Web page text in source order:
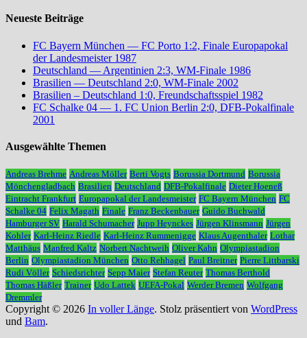
Neueste Beiträge
FC Bayern München — FC Porto 1:2, Finale Europapokal
der Landesmeister 1987
Deutschland — Argentinien 2:3, WM-Finale 1986
Brasilien — Deutschland 2:0, WM-Finale 2002
Brasilien – Deutschland 1:0, Freundschaftsspiel 1982
FC Schalke 04 — 1. FC Union Berlin 2:0, DFB-Pokalfinale
2001
Ausgewählte Themen
Andreas Brehme Andreas Möller Berti Vogts Borussia Dortmund Borussia
Mönchengladbach Brasilien Deutschland DFB-Pokalfinale Dieter Hoeneß
Eintracht Frankfurt Europapokal der Landesmeister FC Bayern München FC
Schalke 04 Felix Magath Finale Franz Beckenbauer Guido Buchwald
Hamburger SV Harald Schumacher Jupp Heynckes Jürgen Klinsmann Jürgen
Kohler Karl-Heinz Riedle Karl-Heinz Rummenigge Klaus Augenthaler Lothar
Matthäus Manfred Kaltz Norbert Nachtweih Oliver Kahn Olympiastadion
Berlin Olympiastadion München Otto Rehhagel Paul Breitner Pierre Littbarski
Rudi Völler Schiedsrichter Sepp Maier Stefan Reuter Thomas Berthold
Thomas Häßler Trainer Udo Lattek UEFA-Pokal Werder Bremen Wolfgang
Dremmler
Copyright © 2026 In voller Länge. Stolz präsentiert von WordPress
und Bam.